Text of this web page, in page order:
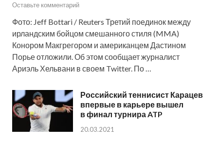
Оставьте комментарий
Фото: Jeff Bottari / Reuters Третий поединок между
ирландским бойцом смешанного стиля (MMA)
Конором Макгрегором и американцем Дастином
Порье отложили. Об этом сообщает журналист
Ариэль Хельвани в своем Twitter. По …
Российский теннисист Карацев
впервые в карьере вышел
в финал турнира ATP
20.03.2021